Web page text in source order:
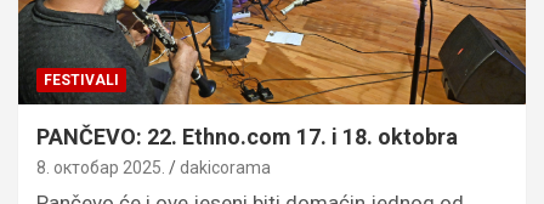
FESTIVALI
PANČEVO: 22. Ethno.com 17. i 18. oktobra
8. октобар 2025. dakicorama